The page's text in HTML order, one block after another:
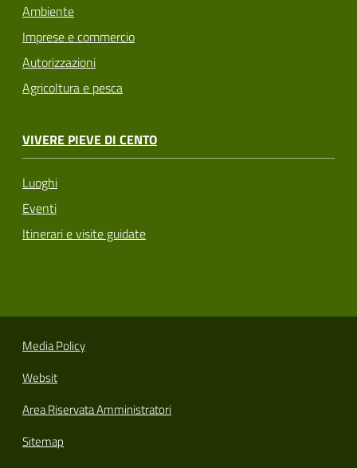
Ambiente
Imprese e commercio
Autorizzazioni
Agricoltura e pesca
VIVERE PIEVE DI CENTO
Luoghi
Eventi
Itinerari e visite guidate
Media Policy
Websit
Area Riservata Amministratori
Sitemap